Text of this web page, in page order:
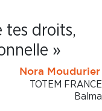
tes droits,
»
Nora Moudurier
TOTEM FRANCE
Balma